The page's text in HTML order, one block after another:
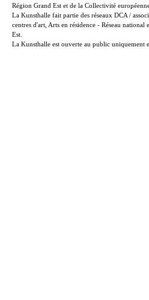
Région Grand Est et de la Collectivité
La Kunsthalle fait partie des réseaux DCA /
centres d'art, Arts en résidence - Réseau national
Est.
La Kunsthalle est ouverte au public uniquement